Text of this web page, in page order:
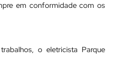
em conformidade com os
o eletricista Parque